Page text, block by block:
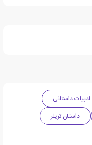
ادبیات داستانی
داستان تریلر